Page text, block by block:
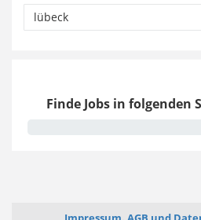
Finde Jobs in folgenden